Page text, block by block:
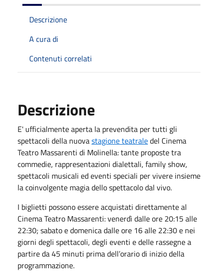
Descrizione
A cura di
Contenuti correlati
Descrizione
E' ufficialmente aperta la prevendita per tutti gli
spettacoli della nuovastagione teatraledel Cinema
Teatro Massarenti di Molinella: tante proposte tra
commedie, rappresentazioni dialettali, family show,
spettacoli musicali ed eventi speciali per vivere insieme
la coinvolgente magia dello spettacolo dal vivo.
I biglietti possono essere acquistati direttamente al
Cinema Teatro Massarenti: venerdì dalle ore 20:15 alle
22:30; sabato e domenica dalle ore 16 alle 22:30 e nei
giorni degli spettacoli, degli eventi e delle rassegne a
partire da 45 minuti prima dell’orario di inizio della
programmazione.